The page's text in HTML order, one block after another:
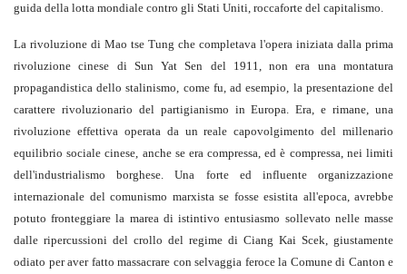
guida della lotta mondiale contro gli Stati Uniti, roccaforte del capi­talismo.
La rivoluzione di Mao tse Tung che completava l'opera iniziata dalla prima
ri­voluzione cinese di Sun Yat Sen del 1911, non era una montatura
propagandistica del­lo stalinismo, come fu, ad esempio, la pre­sentazione del
carattere rivoluzionario del partigianismo in Europa. Era, e rimane, una
rivoluzione effettiva operata da un reale capovolgimento del millenario
equilibrio sociale cinese, anche se era compressa, ed è compressa, nei limiti
dell'industrialismo borghese. Una forte ed influente organiz­zazione
internazionale del comunismo marxista se fosse esistita all'epoca, avreb­be
potuto fronteggiare la marea di istintivo entusiasmo sollevato nelle masse
dalle ri­percussioni del crollo del regime di Ciang Kai Scek, giustamente
odiato per aver fat­to massacrare con selvaggia feroce la Co­mune di Canton e